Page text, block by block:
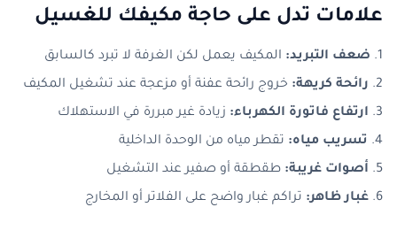
علامات تدل على حاجة مكيفك للغسيل
ضعف التبريد: المكيف يعمل لكن الغرفة لا تبرد كالسابق
رائحة كريهة: خروج رائحة عفنة أو مزعجة عند تشغيل المكيف
ارتفاع فاتورة الكهرباء: زيادة غير مبررة في الاستهلاك
تسريب مياه: تقطر مياه من الوحدة الداخلية
أصوات غريبة: طقطقة أو صفير عند التشغيل
غبار ظاهر: تراكم غبار واضح على الفلاتر أو المخارج